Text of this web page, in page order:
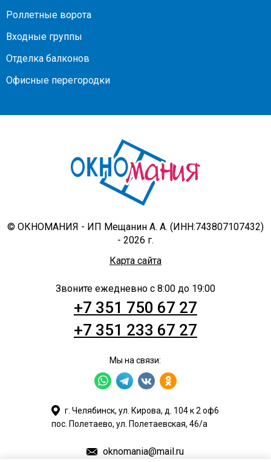
Роллетные ворота
Входные группы
Отделка балконов
Офисные перегородки
© ОКНОМАНИЯ - ИП Мещанин А. А. (ИНН:743807107432)
- 2026 г.
Карта сайта
Звоните ежедневно с 8:00 до 19:00
+7 351 750 67 27
+7 351 233 67 27
Мы на связи:
г. Челябинск, ул. Кирова, д. 104 к 2 оф6
пос. Полетаево, ул. Полетаевская, 46/а
oknomania@mail.ru